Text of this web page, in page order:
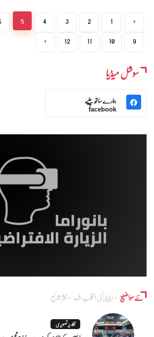
‹
1
2
3
4
5
9
10
11
12
›
سوشل میڈیا
ہمارے ساتھ چلیے
facebook
نئے مواضیع ایڈٰیٹرز کی انتخاب شدہ اکثر شائع
تقاریر تصویری